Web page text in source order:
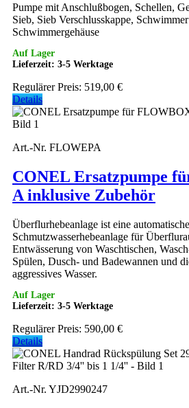
Pumpe mit Anschlußbogen, Schellen,
Sieb, Sieb Verschlusskappe,
Schwimmergehäuse
Auf Lager
Lieferzeit: 3-5 Werktage
Regulärer Preis: 519,00 €
Details
Art.-Nr. FLOWEPA
CONEL Ersatzpumpe
A inklusive Zubehör
Überflurhebeanlage ist eine automatische
Schmutzwasserhebeanlage für
Entwässerung von Waschtischen,
Spülen, Dusch- und Badewannen und
aggressives Wasser.
Auf Lager
Lieferzeit: 3-5 Werktage
Regulärer Preis: 590,00 €
Details
Art.-Nr. YJD2990247